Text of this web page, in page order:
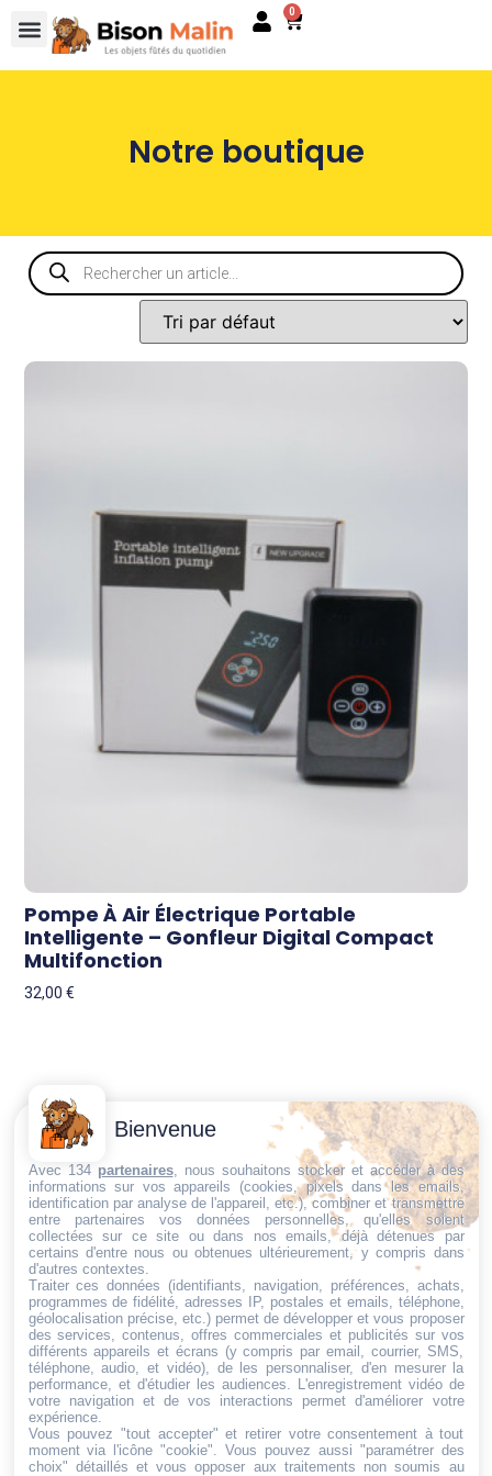
0
Notre boutique
Pompe À Air Électrique Portable
Intelligente – Gonfleur Digital Compact
Multifonction
32,00€
Trouvez ce qu'il vous faut,
au bon endroit
Conditions
générales
de vente
Politique de
cookies
Politique de
confidentialité
Mentions
légales
Conditions de
retour et de
remboursement
Droit de
rétractation
Contactez-
Nous
Email:
dt@sasbms.fr
Bienvenue
Avec 134 partenaires, nous souhaitons stocker et accéder à des
informations sur vos appareils (cookies, pixels dans les emails,
identification par analyse de l'appareil, etc.), combiner et transmettre
entre partenaires vos données personnelles, qu'elles soient
collectées sur ce site ou dans nos emails, déjà détenues par
certains d'entre nous ou obtenues ultérieurement, y compris dans
d'autres contextes.
Traiter ces données (identifiants, navigation, préférences, achats,
programmes de fidélité, adresses IP, postales et emails, téléphone,
géolocalisation précise, etc.) permet de développer et vous proposer
des services, contenus, offres commerciales et publicités sur vos
différents appareils et écrans (y compris par email, courrier, SMS,
téléphone, audio, et vidéo), de les personnaliser, d'en mesurer la
performance, et d'étudier les audiences. L'enregistrement vidéo de
votre navigation et de vos interactions permet d'améliorer votre
expérience.
Vous pouvez "tout accepter" et retirer votre consentement à tout
moment via l'icône "cookie" . Vous pouvez aussi "paramétrer des
choix" détaillés et vous opposer aux traitements non soumis au